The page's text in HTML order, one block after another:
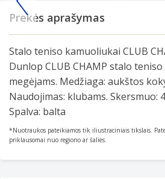
Item
25
Prekės aprašymas
Stalo teniso kamuoliukai CLUB
Dunlop CLUB CHAMP stalo
megėjams. Medžiaga: aukštos
Naudojimas: klubams. Skersmuo:
Spalva: balta
*Nuotraukos pateikiamos tik iliustraciniais tikslais.
priklausomai nuo regiono ar šalies.